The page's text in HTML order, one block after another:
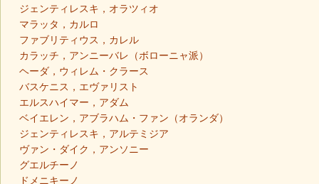
ジェンティレスキ，オラツィオ
マラッタ，カルロ
ファブリティウス，カレル
カラッチ，アンニーバレ（ボローニャ派）
ヘーダ，ウィレム・クラース
バスケニス，エヴァリスト
エルスハイマー，アダム
ベイエレン，アブラハム・ファン（オランダ）
ジェンティレスキ，アルテミジア
ヴァン・ダイク，アンソニー
グエルチーノ
ドメニキーノ